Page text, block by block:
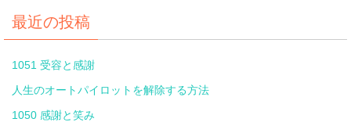
最近の投稿
1051 受容と感謝
人生のオートパイロットを解除する方法
1050 感謝と笑み